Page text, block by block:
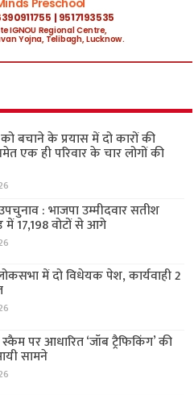
बचाने के प्रयास में दो कारों की
एक ही परिवार के चार लोगों की
: भाजपा उम्मीदवार सतीश
में 17,198 वोटों से आगे
में दो विधेयक पेश, कार्यवाही 2
पर आधारित ‘जॉब ट्रैफिकिंग’ की
सामने